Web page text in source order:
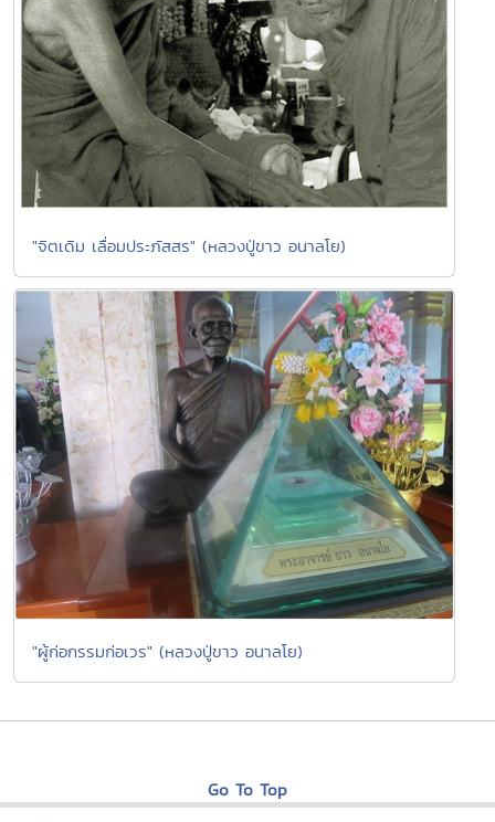
"จิตเดิม เลื่อมประภัสสร" (หลวงปู่ขาว อนาลโย)
"ผู้ก่อกรรมก่อเวร" (หลวงปู่ขาว อนาลโย)
Go To Top